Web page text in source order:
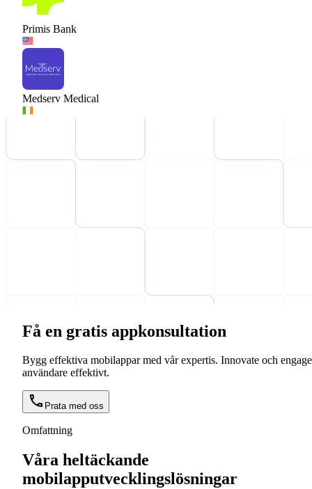
Primis Bank
Medserv Medical
Få en gratis appkonsultation
Bygg effektiva mobilappar med vår expertis. Innovate och
användare effektivt.
Prata med oss
Omfattning
Våra heltäckande
mobilapputvecklingslösningar